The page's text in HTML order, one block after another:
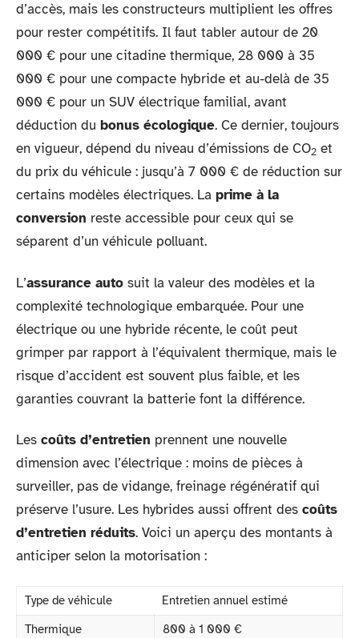
d’accès, mais les constructeurs multiplient les offres
pour rester compétitifs. Il faut tabler autour de 20
000 € pour une citadine thermique, 28 000 à 35
000 € pour une compacte hybride et au-delà de 35
000 € pour un SUV électrique familial, avant
déduction du bonus écologique. Ce dernier, toujours
en vigueur, dépend du niveau d’émissions de CO2 et
du prix du véhicule : jusqu’à 7 000 € de réduction sur
certains modèles électriques. La prime à la
conversion reste accessible pour ceux qui se
séparent d’un véhicule polluant.
L’assurance auto suit la valeur des modèles et la
complexité technologique embarquée. Pour une
électrique ou une hybride récente, le coût peut
grimper par rapport à l’équivalent thermique, mais le
risque d’accident est souvent plus faible, et les
garanties couvrant la batterie font la différence.
Les coûts d’entretien prennent une nouvelle
dimension avec l’électrique : moins de pièces à
surveiller, pas de vidange, freinage régénératif qui
préserve l’usure. Les hybrides aussi offrent des coûts
d’entretien réduits. Voici un aperçu des montants à
anticiper selon la motorisation :
Type de véhicule
Entretien annuel estimé
Thermique
800 à 1 000 €